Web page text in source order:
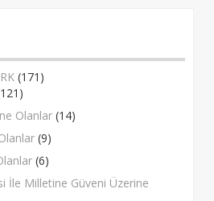
(171)
Olanlar (14)
(9)
(6)
İle Milletine Güveni Üzerine